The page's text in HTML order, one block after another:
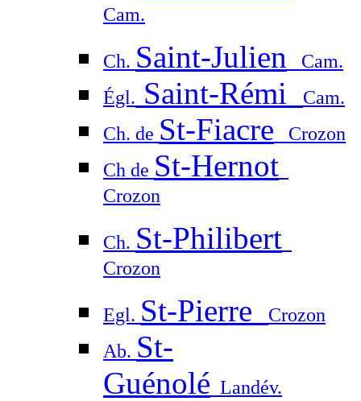
Cam.
Ch. Saint-Julien Cam.
Égl. Saint-Rémi
Cam.
Ch. de St-Fiacre Crozon
Ch de St-Hernot
Crozon
Ch. St-Philibert
Crozon
Egl. St-Pierre
Crozon
Ab. St-
Guénolé Landév.